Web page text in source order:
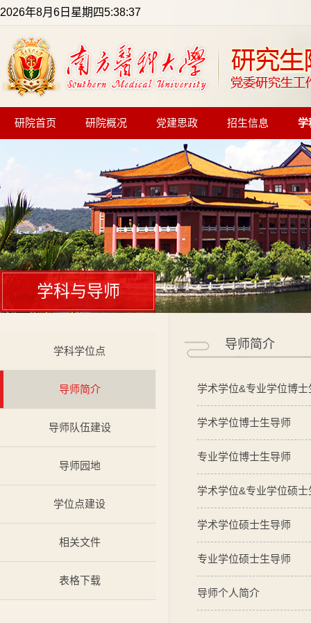
2026年8月6日星期四5:38:38
研院首页 研院概况 党建思政 招生信息 学
学科与导师
学科学位点
导师简介
导师队伍建设
导师园地
学位点建设
相关文件
表格下载
导师简介
学术学位&专业学位博士
学术学位博士生导师
专业学位博士生导师
学术学位&专业学位硕士
学术学位硕士生导师
专业学位硕士生导师
导师个人简介